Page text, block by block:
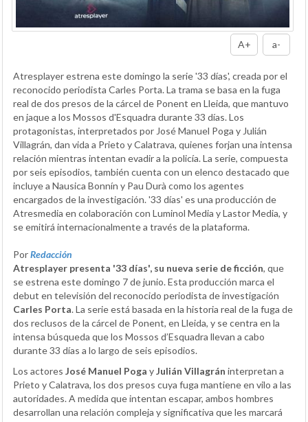
A+ a-
Atresplayer estrena este domingo la serie '33 días', creada por el
reconocido periodista Carles Porta. La trama se basa en la fuga
real de dos presos de la cárcel de Ponent en Lleida, que mantuvo
en jaque a los Mossos d'Esquadra durante 33 días. Los
protagonistas, interpretados por José Manuel Poga y Julián
Villagrán, dan vida a Prieto y Calatrava, quienes forjan una intensa
relación mientras intentan evadir a la policía. La serie, compuesta
por seis episodios, también cuenta con un elenco destacado que
incluye a Nausica Bonnín y Pau Durà como los agentes
encargados de la investigación. '33 días' es una producción de
Atresmedia en colaboración con Luminol Media y Lastor Media, y
se emitirá internacionalmente a través de la plataforma.
PorRedacción
Atresplayer presenta '33 días', su nueva serie de ficción, que
se estrena este domingo 7 de junio. Esta producción marca el
debut en televisión del reconocido periodista de investigación
Carles Porta. La serie está basada en la historia real de la fuga de
dos reclusos de la cárcel de Ponent, en Lleida, y se centra en la
intensa búsqueda que los Mossos d’Esquadra llevan a cabo
durante 33 días a lo largo de seis episodios.
Los actores José Manuel Poga yJulián Villagrán interpretan a
Prieto y Calatrava, los dos presos cuya fuga mantiene en vilo a las
autoridades. A medida que intentan escapar, ambos hombres
desarrollan una relación compleja y significativa que les marcará